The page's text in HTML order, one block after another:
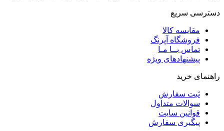
دسترسی سریع
مقایسه کالا
فروشگاه آپرنگ
تماس بــا مـا
پیشنهادهای ویژه
راهنمای خرید
ثبت سفارش
سوالات متداول
قوانین سایت
پیگیری سفارش